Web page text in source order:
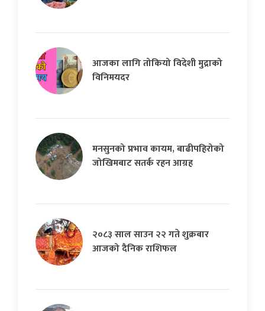
आजका लागि तोकियो विदेशी मुद्राको
विनिमयदर
मनसुनको प्रभाव कायम, बाढीपहिरोको
जोखिमबाट सतर्क रहन आग्रह
२०८३ साल साउन २२ गते शुक्रबार
आजको दैनिक राशिफल